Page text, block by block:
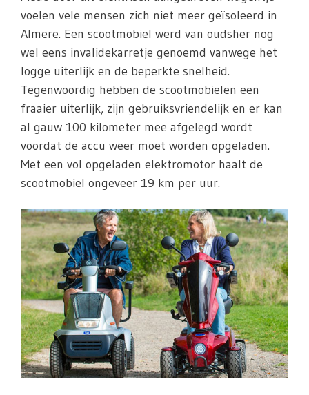
voelen vele mensen zich niet meer geïsoleerd in
Almere. Een scootmobiel werd van oudsher nog
wel eens invalidekarretje genoemd vanwege het
logge uiterlijk en de beperkte snelheid.
Tegenwoordig hebben de scootmobielen een
fraaier uiterlijk, zijn gebruiksvriendelijk en er kan
al gauw 100 kilometer mee afgelegd wordt
voordat de accu weer moet worden opgeladen.
Met een vol opgeladen elektromotor haalt de
scootmobiel ongeveer 19 km per uur.